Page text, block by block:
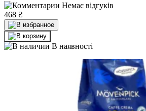
Немає відгуків
468 ₴
В наявності